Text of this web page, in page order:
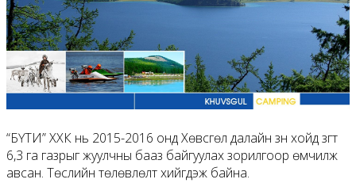
“БҮТИ” ХХК нь 2015-2016 онд Хөвсгөл далайн зүүн хойд зүгт
6,3 га газрыг жуулчны бааз байгуулах зорилгоор өмчилж
авсан. Төслийн төлөвлөлт хийгдэж байна.